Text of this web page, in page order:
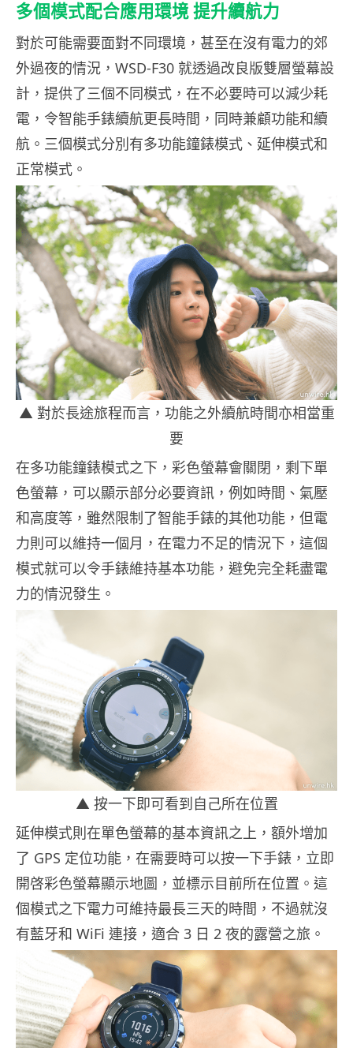
多個模式配合應用環境 提升續航力
對於可能需要面對不同環境，甚至在沒有電力的郊
外過夜的情況，WSD-F30 就透過改良版雙層螢幕設
計，提供了三個不同模式，在不必要時可以減少耗
電，令智能手錶續航更長時間，同時兼顧功能和續
航。三個模式分別有多功能鐘錶模式、延伸模式和
正常模式。
▲ 對於長途旅程而言，功能之外續航時間亦相當重
要
在多功能鐘錶模式之下，彩色螢幕會關閉，剩下單
色螢幕，可以顯示部分必要資訊，例如時間、氣壓
和高度等，雖然限制了智能手錶的其他功能，但電
力則可以維持一個月，在電力不足的情況下，這個
模式就可以令手錶維持基本功能，避免完全耗盡電
力的情況發生。
▲ 按一下即可看到自己所在位置
延伸模式則在單色螢幕的基本資訊之上，額外增加
了 GPS 定位功能，在需要時可以按一下手錶，立即
開啓彩色螢幕顯示地圖，並標示目前所在位置。這
個模式之下電力可維持最長三天的時間，不過就沒
有藍牙和 WiFi 連接，適合 3 日 2 夜的露營之旅。